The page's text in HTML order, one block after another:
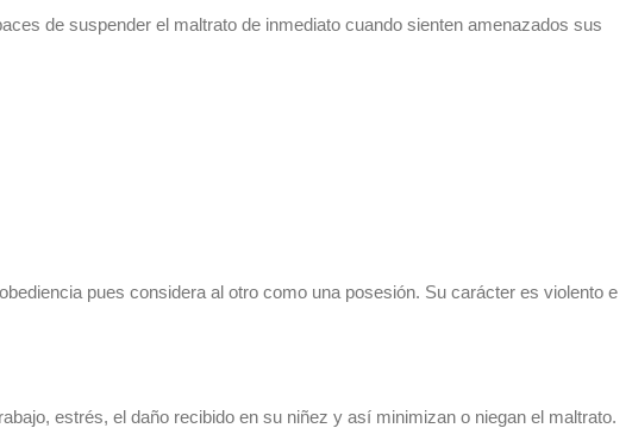
de suspender el maltrato de inmediato cuando sienten amenazados sus
pues considera al otro como una posesión. Su carácter es violento e
estrés, el daño recibido en su niñez y así minimizan o niegan el maltrato.